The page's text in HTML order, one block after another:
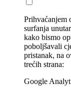
Prihvaćanjem
surfanja
kako bismo
poboljšavali
pristanak, na
trećih strana:
Google